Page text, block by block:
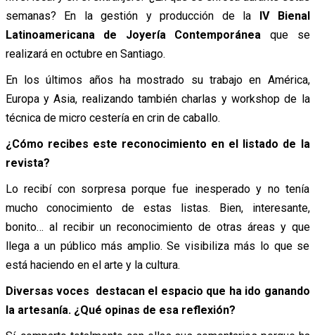
semanas? En la gestión y producción de la IV Bienal
Latinoamericana de Joyería Contemporánea que se
realizará en octubre en Santiago.
En los últimos años ha mostrado su trabajo en América,
Europa y Asia, realizando también charlas y workshop de la
técnica de micro cestería en crin de caballo.
¿Cómo recibes este reconocimiento en el listado de la
revista?
Lo recibí con sorpresa porque fue inesperado y no tenía
mucho conocimiento de estas listas. Bien, interesante,
bonito… al recibir un reconocimiento de otras áreas y que
llega a un público más amplio. Se visibiliza más lo que se
está haciendo en el arte y la cultura.
Diversas voces destacan el espacio que ha ido ganando
la artesanía. ¿Qué opinas de esa reflexión?